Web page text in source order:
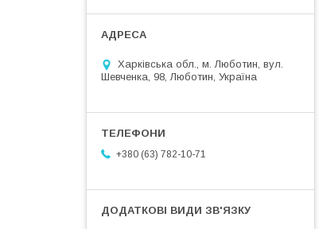
Харківська обл., м. Люботин, вул.
Шевченка, 98, Люботин, Україна
+380 (63) 782-10-71